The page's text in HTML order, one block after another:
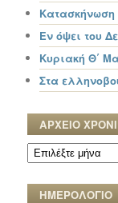
Εν όψει του
Κυριακή Θ΄
Στα
ΑΡΧΕΙΟ
ΑΡΧΕΙΟ
ΧΡΟΝΙΚΩΝ
ΗΜΕΡΟΛΟΓΙΟ